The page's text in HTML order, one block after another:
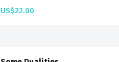
US$22.00